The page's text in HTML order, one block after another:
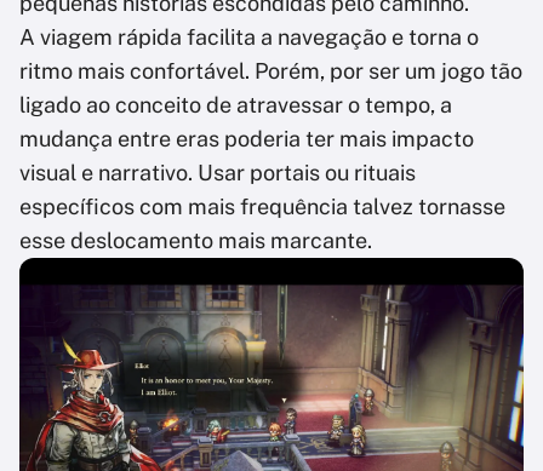
A viagem rápida facilita a navegação e torna o
ritmo mais confortável. Porém, por ser um jogo tão
ligado ao conceito de atravessar o tempo, a
mudança entre eras poderia ter mais impacto
visual e narrativo. Usar portais ou rituais
específicos com mais frequência talvez tornasse
esse deslocamento mais marcante.